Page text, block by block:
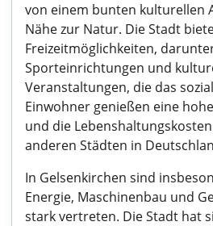
von einem bunten kulturellen
Nähe zur Natur. Die Stadt
Freizeitmöglichkeiten,
Sporteinrichtungen und
Veranstaltungen, die das
Einwohner genießen eine
und die
anderen Städten in
In Gelsenkirchen sind
Energie, Maschinenbau und
stark vertreten. Die Stadt hat